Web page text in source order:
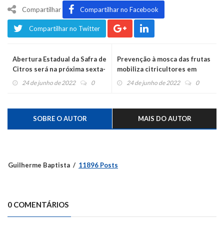
Compartilhar Compartilhar no Facebook
Compartilhar no Twitter
Abertura Estadual da Safra de
Citros será na próxima sexta-
feira24 de junho de 2022 0
Prevenção à mosca das frutas
mobiliza citricultores em
Harmonia
24 de junho de 2022 0
SOBRE O AUTOR MAIS DO AUTOR
Guilherme Baptista 11896 Posts
0 COMENTÁRIOS